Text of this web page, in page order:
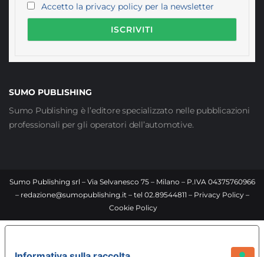
Accetto la privacy policy per la newsletter
SUMO PUBLISHING
Sumo Publishing è l’editore specializzato nelle pubblicazioni
professionali per gli operatori dell’automotive.
Sumo Publishing srl – Via Selvanesco 75 – Milano – P.IVA 04375760966
– redazione@sumopublishing.it– tel 02.89544811 – Privacy Policy–
Cookie Policy